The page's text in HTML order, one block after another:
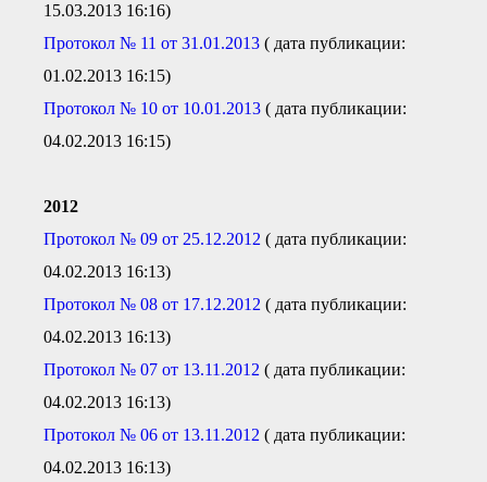
15.03.2013 16:16)
Протокол № 11 от 31.01.2013 ( дата публикации:
01.02.2013 16:15)
Протокол № 10 от 10.01.2013 ( дата публикации:
04.02.2013 16:15)
2012
Протокол № 09 от 25.12.2012 ( дата публикации:
04.02.2013 16:13)
Протокол № 08 от 17.12.2012 ( дата публикации:
04.02.2013 16:13)
Протокол № 07 от 13.11.2012 ( дата публикации:
04.02.2013 16:13)
Протокол № 06 от 13.11.2012 ( дата публикации:
04.02.2013 16:13)